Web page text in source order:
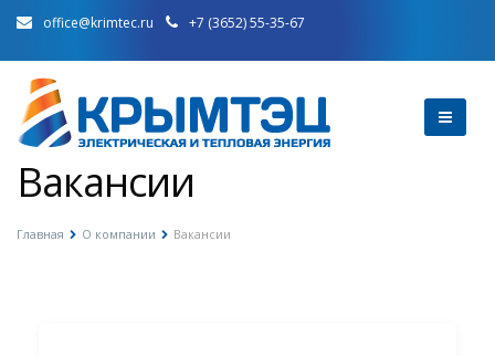
office@krimtec.ru +7 (3652) 55-35-67
Вакансии
Главная О компании Вакансии